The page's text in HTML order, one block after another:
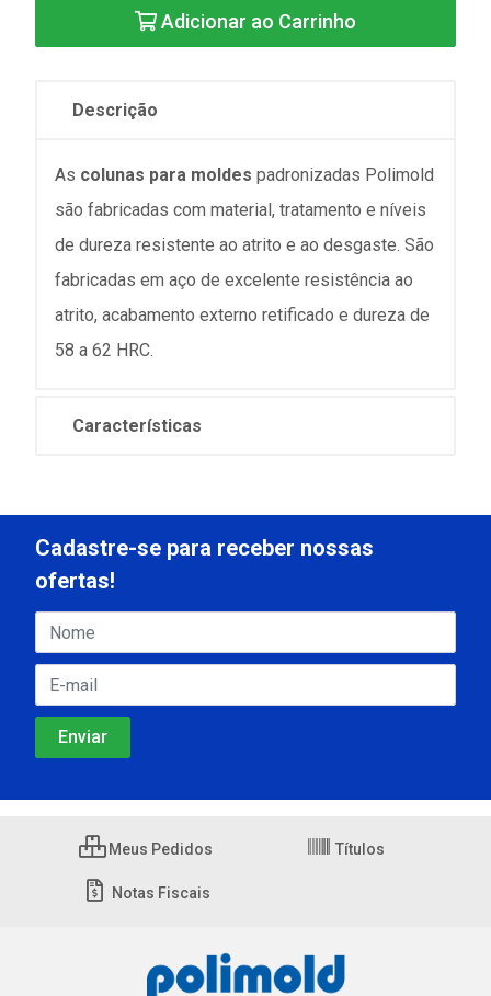
Adicionar ao Carrinho
Descrição
As colunas para moldes padronizadas Polimold
são fabricadas com material, tratamento e níveis
de dureza resistente ao atrito e ao desgaste. São
fabricadas em aço de excelente resistência ao
atrito, acabamento externo retificado e dureza de
58 a 62 HRC.
Características
Cadastre-se para receber nossas
ofertas!
Meus Pedidos Títulos
Notas Fiscais